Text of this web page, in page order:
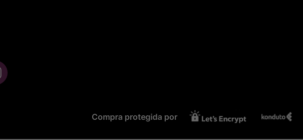
Compra protegida por